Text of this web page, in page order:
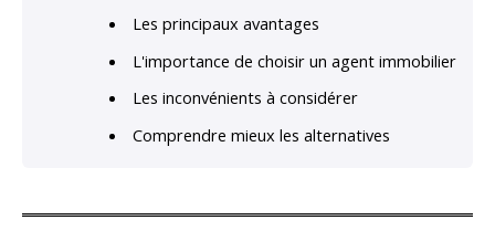
Les principaux avantages
L'importance de choisir un agent immobilier
Les inconvénients à considérer
Comprendre mieux les alternatives